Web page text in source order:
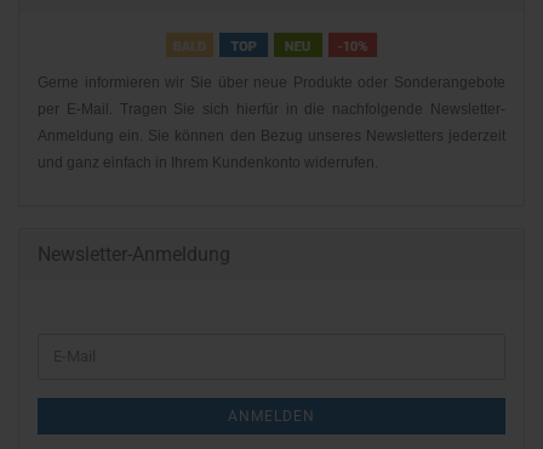
Gerne informieren wir Sie über neue Produkte oder Sonderangebote
per E-Mail. Tragen Sie sich hierfür in die nachfolgende Newsletter-
Anmeldung ein. Sie können den Bezug unseres Newsletters jederzeit
und ganz einfach in Ihrem Kundenkonto widerrufen.
Newsletter-Anmeldung
NEWSLETTER-
ANMELDEN